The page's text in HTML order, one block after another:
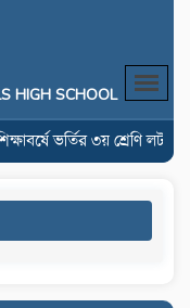
HIGH SCHOOL
ভর্তির ৩য় শ্রেণি